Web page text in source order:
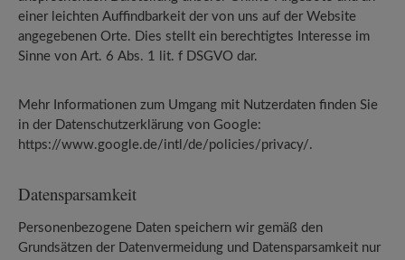
einer leichten Auffindbarkeit der von uns auf der Website
angegebenen Orte. Dies stellt ein berechtigtes Interesse im
Sinne von Art. 6 Abs. 1 lit. f DSGVO dar.
Mehr Informationen zum Umgang mit Nutzerdaten finden Sie
in der Datenschutzerklärung von Google:
https://www.google.de/intl/de/policies/privacy/.
Datensparsamkeit
Personenbezogene Daten speichern wir gemäß den
Grundsätzen der Datenvermeidung und Datensparsamkeit nur